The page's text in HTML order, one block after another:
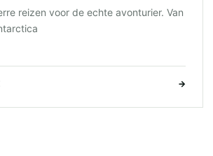
reizen voor de echte avonturier. Van
→